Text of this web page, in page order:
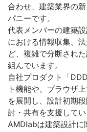
合わせ、建築業界の
パニーです。
代表メンバーの建築
における情報収集、
ど、複雑で分断され
組んでいます。
自社プロダクト「
ト機能や、ブラウザ
を展開し、設計初期
討・共有を支援してい
AMDlabは建築設計に